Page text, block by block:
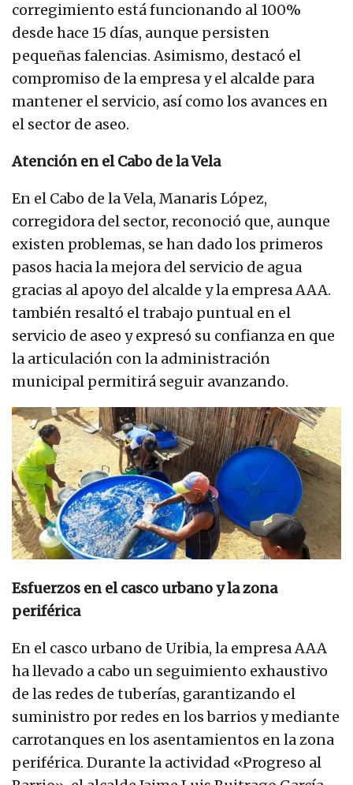
corregimiento está funcionando al 100%
desde hace 15 días, aunque persisten
pequeñas falencias. Asimismo, destacó el
compromiso de la empresa y el alcalde para
mantener el servicio, así como los avances en
el sector de aseo.
Atención en el Cabo de la Vela
En el Cabo de la Vela, Manaris López,
corregidora del sector, reconoció que, aunque
existen problemas, se han dado los primeros
pasos hacia la mejora del servicio de agua
gracias al apoyo del alcalde y la empresa AAA.
también resaltó el trabajo puntual en el
servicio de aseo y expresó su confianza en que
la articulación con la administración
municipal permitirá seguir avanzando.
Esfuerzos en el casco urbano y la zona
periférica
En el casco urbano de Uribia, la empresa AAA
ha llevado a cabo un seguimiento exhaustivo
de las redes de tuberías, garantizando el
suministro por redes en los barrios y mediante
carrotanques en los asentamientos en la zona
periférica. Durante la actividad «Progreso al